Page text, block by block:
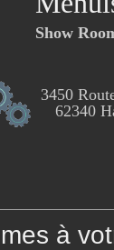
Show
3450
62340
à